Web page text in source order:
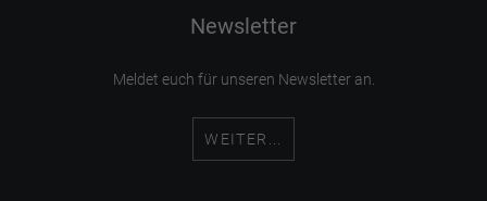
Newsletter
Meldet euch für unseren Newsletter an.
WEITER...